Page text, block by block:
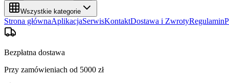
Wszystkie kategorie
Strona głównaAplikacjaSerwisKontaktDostawa i ZwrotyRegulamin
Bezpłatna dostawa
Przy zamówieniach od 5000 zł